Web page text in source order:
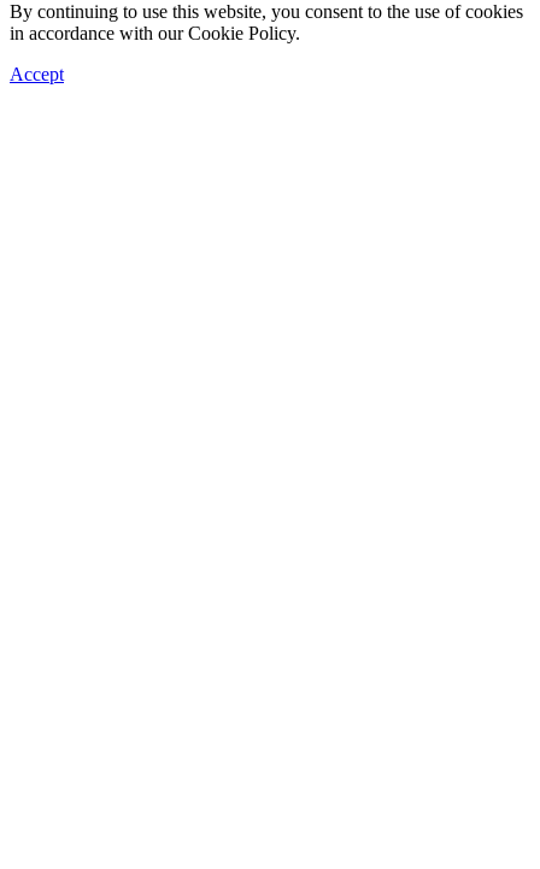
By continuing to use this website, you consent to the use of cookies
in accordance with our Cookie Policy.
Accept